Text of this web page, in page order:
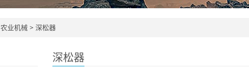
农业机械 > 深松器
深松器